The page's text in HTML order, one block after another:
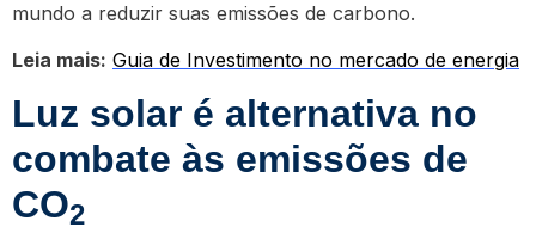
mundo a reduzir suas emissões de carbono.
Leia mais: Guia de Investimento no mercado de energia
Luz solar é alternativa no
combate às emissões de
CO2